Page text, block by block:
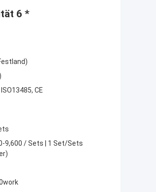
6 *
CE
9,600 / Sets | 1 Set/Sets